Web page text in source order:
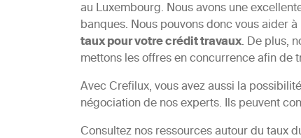
au Luxembourg. Nous avons une
banques. Nous pouvons donc vous aider
taux pour votre crédit travaux. De plus,
mettons les offres en concurrence afin de
Avec Crefilux, vous avez aussi la
négociation de nos experts. Ils peuvent
Consultez nos ressources autour du taux